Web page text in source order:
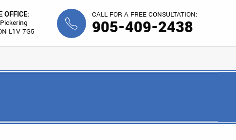
OFFICE:
L1V 7G5
CALL FOR A FREE CONSULTATION:
905-409-2438